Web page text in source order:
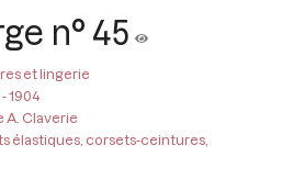
n° 45
et lingerie
1904
A. Claverie
élastiques, corsets-ceintures,